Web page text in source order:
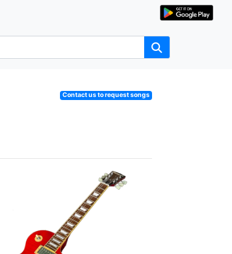
Contact us to request songs